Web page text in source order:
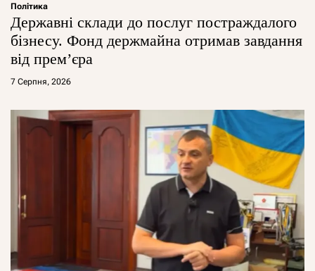
Політика
Державні склади до послуг постраждалого
бізнесу. Фонд держмайна отримав завдання
від прем’єра
7 Серпня, 2026